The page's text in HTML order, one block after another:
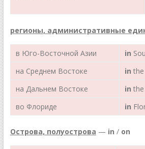
регионы, административные
в Юго-Восточной Азии in
на Среднем Востоке
in
на Дальнем Востоке
in
во Флориде
in
Острова, полуострова — in / on